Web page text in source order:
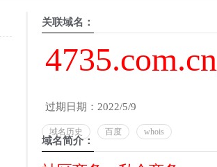
关联域名：
4735.com.cn
过期日期：2022/5/9
域名历史 百度 whois
域名简介：